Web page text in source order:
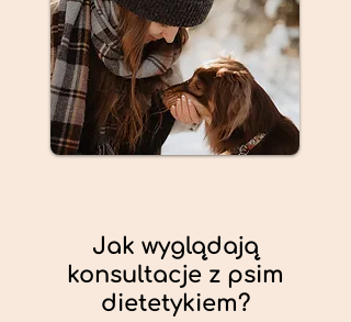
Jak wyglądają
konsultacje z psim
dietetykiem?